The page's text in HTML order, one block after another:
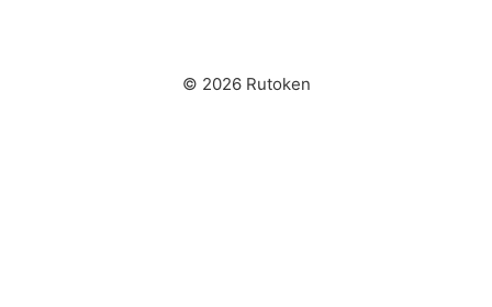
© 2026 Rutoken